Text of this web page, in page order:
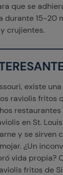
que se
durante 15-20
crujientes.
existe
raviolis fritos
en St.
y se sirven
¿Un
vida propia?
fritos de